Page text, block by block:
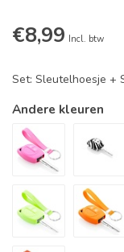
€8,99 Incl. btw
Set: Sleutelhoesje +
Andere kleuren